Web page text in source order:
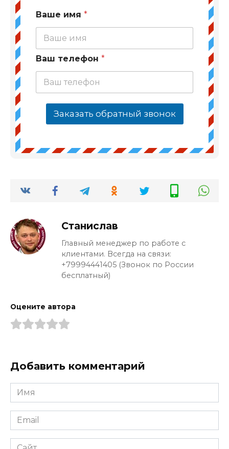
Ваше имя *
Ваш телефон *
Заказать обратный звонок
Станислав
Главный менеджер по работе с
клиентами. Всегда на связи:
+79994441405 (Звонок по России
бесплатный)
Оцените автора
Добавить комментарий
Имя
*
Email
*
Сайт